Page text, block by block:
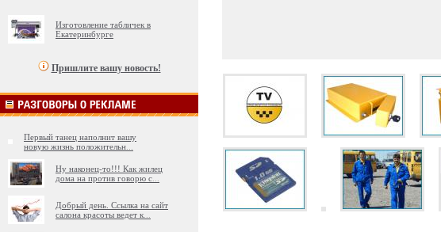
Изготовление табличек в
Екатеринбурге
Пришлите вашу новость!
Первый танец наполнит вашу
новую жизнь положительн
Ну наконец-то!!! Как жилец
дома на против говорю с
Добрый день. Ссылка на сайт
салона красоты ведет к